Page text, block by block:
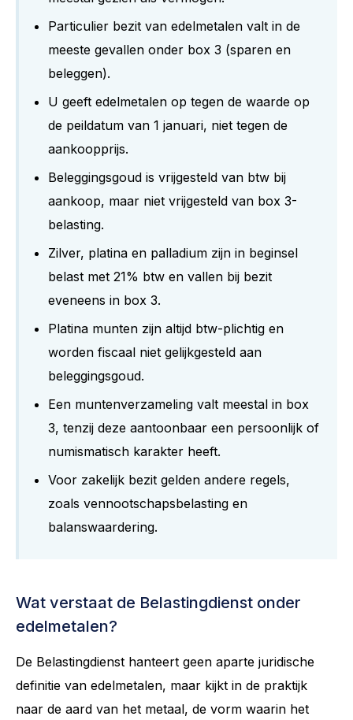
Particulier bezit van edelmetalen valt in de
meeste gevallen onder box 3 (sparen en
beleggen).
U geeft edelmetalen op tegen de waarde op
de peildatum van 1 januari, niet tegen de
aankoopprijs.
Beleggingsgoud is vrijgesteld van btw bij
aankoop, maar niet vrijgesteld van box 3-
belasting.
Zilver, platina en palladium zijn in beginsel
belast met 21% btw en vallen bij bezit
eveneens in box 3.
Platina munten zijn altijd btw-plichtig en
worden fiscaal niet gelijkgesteld aan
beleggingsgoud.
Een muntenverzameling valt meestal in box
3, tenzij deze aantoonbaar een persoonlijk of
numismatisch karakter heeft.
Voor zakelijk bezit gelden andere regels,
zoals vennootschapsbelasting en
balanswaardering.
Wat verstaat de Belastingdienst onder
edelmetalen?
De Belastingdienst hanteert geen aparte juridische
definitie van edelmetalen, maar kijkt in de praktijk
naar de aard van het metaal, de vorm waarin het